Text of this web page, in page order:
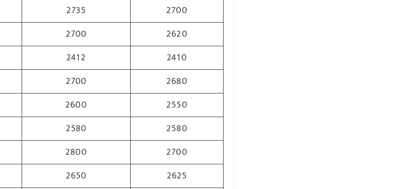
2735
2700
2700
2620
2412
2410
2700
2680
2600
2550
2580
2580
2800
2700
2650 2625